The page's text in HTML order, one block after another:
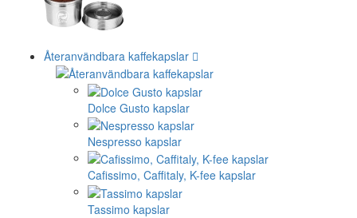
Återanvändbara kaffekapslar
Dolce Gusto kapslar
Nespresso kapslar
Cafissimo, Caffitaly, K-fee kapslar
Tassimo kapslar